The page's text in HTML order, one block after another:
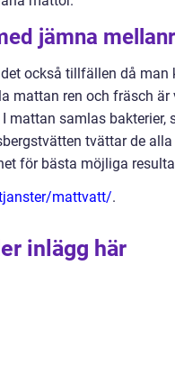
jämna
också tillfällen då man
mattan ren och fräsch är
samlas bakterier,
tvättar de
för bästa möjliga
mattvatt/.
inlägg här